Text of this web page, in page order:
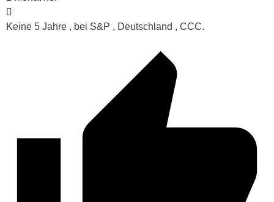
Keine 5 Jahre , bei S&P , Deutschland , CCC.